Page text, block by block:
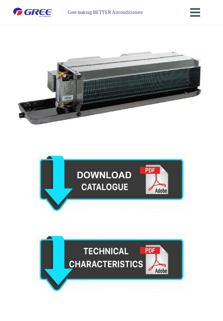
Gree making BETTER Airconditioners